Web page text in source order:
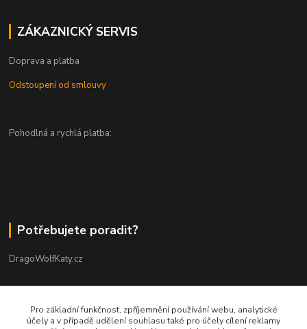
ZÁKAZNICKÝ SERVIS
Doprava a platba
Odstoupení od smlouvy
Pohodlná a rychlá platba:
Potřebujete poradit?
DragoWolfKaty.cz
DragoWolfKaty@seznam.cz
Pro základní funkčnost, zpříjemnění používání webu, analytické
účely a v případě udělení souhlasu také pro účely cílení reklamy